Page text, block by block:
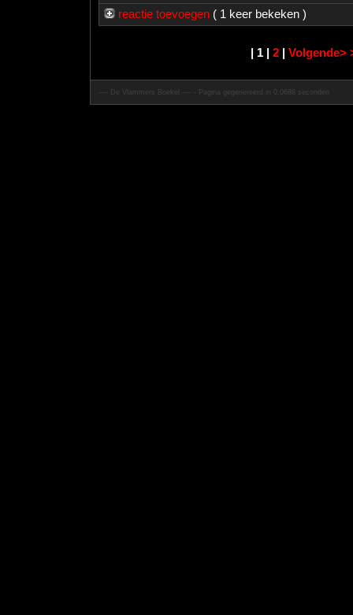
reactie toevoegen ( 1 keer bekeken )
| 1 | 2 Volgende>
---- De Vlammers Boekel ---- - Pagina gegenereerd in 0.0688 seconden